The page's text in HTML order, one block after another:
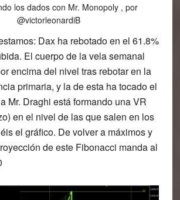
los dados con Mr. Monopoly , por
@victorleonardiB
Dax ha rebotado en el 61.8%
El cuerpo de la vela semanal
encima del nivel tras rebotar en la
primaria, y la de esta ha tocado el
Mr. Draghi está formando una VR
en el nivel de las que salen en los
el gráfico. De volver a máximos y
de este Fibonacci manda al